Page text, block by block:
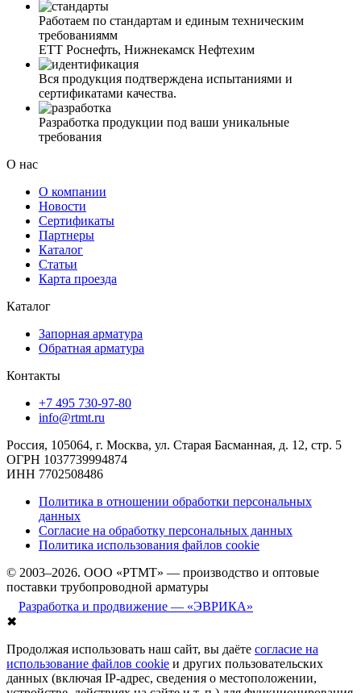
Работаем по стандартам и единым техническим
требованиямм
ЕТТ Роснефть, Нижнекамск Нефтехим
Вся продукция подтверждена испытаниями и
сертификатами качества.
Разработка продукции под ваши уникальные
требования
О нас
О компании
Новости
Сертификаты
Партнеры
Каталог
Статьи
Карта проезда
Каталог
Запорная арматура
Обратная арматура
Контакты
+7 495 730-97-80
info@rtmt.ru
Россия, 105064, г. Москва, ул. Старая Басманная, д. 12, стр. 5
ОГРН 1037739994874
ИНН 7702508486
Политика в отношении обработки персональных
данных
Согласие на обработку персональных данных
Политика использования файлов cookie
© 2003–2026. ООО «РТМТ» — производство и оптовые
поставки трубопроводной арматуры
Разработка и продвижение — «ЭВРИКА»
✖
Продолжая использовать наш сайт, вы даёте согласие на
использование файлов cookie и других пользовательских
данных (включая IP-адрес, сведения о местоположении,